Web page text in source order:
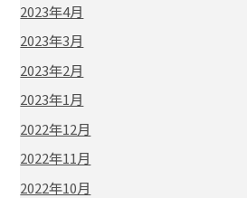
2023年4月
2023年3月
2023年2月
2023年1月
2022年12月
2022年11月
2022年10月